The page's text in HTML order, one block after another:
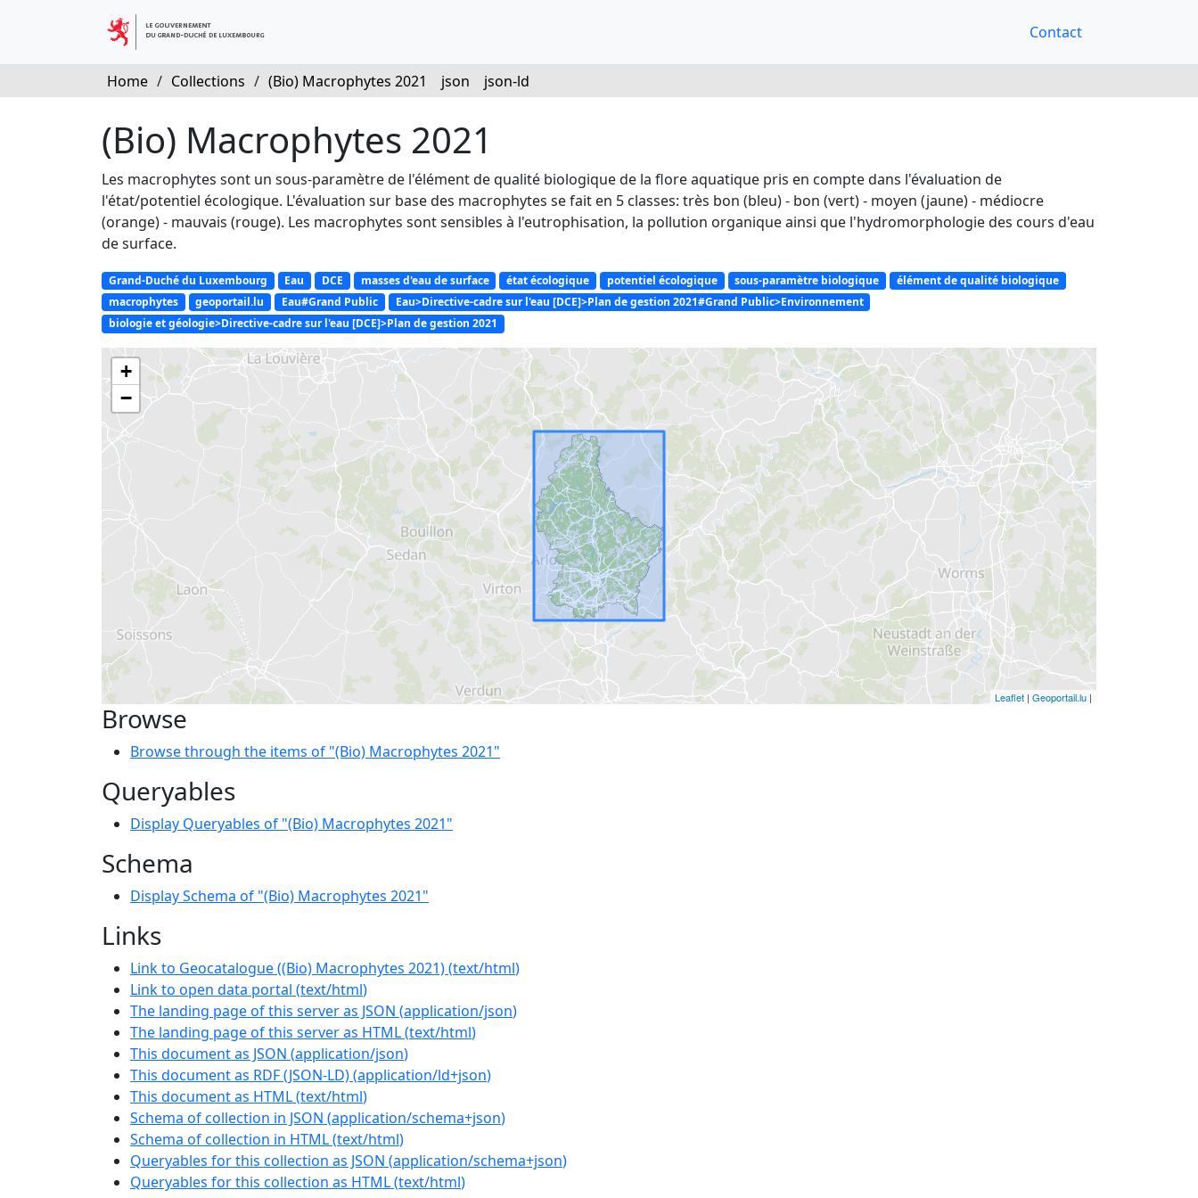
Contact
Home / Collections / (Bio) Macrophytes 2021 json json-ld
(Bio) Macrophytes 2021
Les macrophytes sont un sous-paramètre de l'élément de qualité biologique de la flore aquatique pris en compte dans l'évaluation de
l'état/potentiel écologique. L'évaluation sur base des macrophytes se fait en 5 classes: très bon (bleu) - bon (vert) - moyen (jaune) - médiocre
(orange) - mauvais (rouge). Les macrophytes sont sensibles à l'eutrophisation, la pollution organique ainsi que l'hydromorphologie des cours d'eau
de surface.
Grand-Duché du Luxembourg Eau DCE masses d'eau de surface état écologique potentiel écologique sous-paramètre biologique
élément de qualité biologique
macrophytes
geoportail.lu Eau#Grand Public
Eau>Directive-cadre sur l'eau [DCE]>Plan de gestion 2021#Grand Public>Environnement
biologie et géologie>Directive-cadre sur l'eau [DCE]>Plan de gestion 2021
+
−
Leaflet | Geoportail.lu |
Browse
Browse through the items of "(Bio) Macrophytes 2021"
Queryables
Display Queryables of "(Bio) Macrophytes 2021"
Schema
Display Schema of "(Bio) Macrophytes 2021"
Links
Link to Geocatalogue ((Bio) Macrophytes 2021)(text/html)
Link to open data portal (text/html)
The landing page of this server as JSON (application/json)
The landing page of this server as HTML(text/html)
This document as JSON (application/json)
This document as RDF (JSON-LD)(application/ld+json)
This document as HTML(text/html)
Schema of collection in JSON (application/schema+json)
Schema of collection in HTML(text/html)
Queryables for this collection as JSON (application/schema+json)
Queryables for this collection as HTML(text/html)